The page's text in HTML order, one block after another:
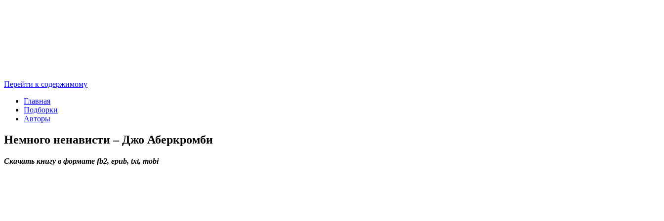
Перейти к содержимому
Главная
Подборки
Авторы
Немного ненависти – Джо Аберкромби
Скачать книгу в формате fb2, epub, txt, mobi